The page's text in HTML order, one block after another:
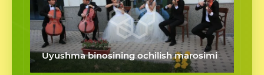
Uyushma binosining ochilish marosimi